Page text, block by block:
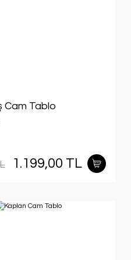
Cam Tablo
1.199,00 TL